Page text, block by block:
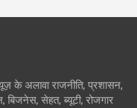
के अलावा राजनीति, प्रशासन,
सेहत, ब्यूटी, रोजगार